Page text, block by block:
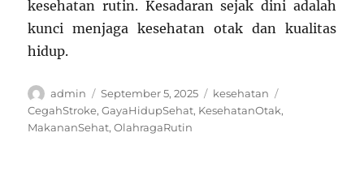
kesehatan rutin. Kesadaran sejak dini adalah
kunci menjaga kesehatan otak dan kualitas
hidup.
Author
admin
Posted
on
September 5, 2025 Categories
kesehatan
CegahStroke,GayaHidupSehat, KesehatanOtak,
MakananSehat,OlahragaRutin